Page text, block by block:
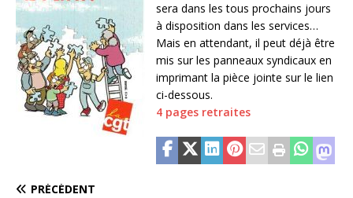
sera dans les tous prochains jours
à disposition dans les services…
Mais en attendant, il peut déjà être
mis sur les panneaux syndicaux en
imprimant la pièce jointe sur le lien
ci-dessous.
4 pages retraites
PRÉCÉDENT